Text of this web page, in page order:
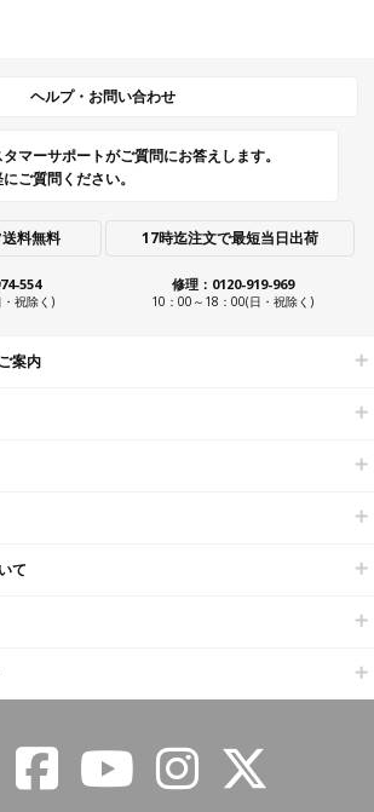
ヘルプ・お問い合わせ
マーサポートがご質問にお答えします。
ご質問ください。
料無料 17時迄注文で最短当日出荷
554
祝除く)
修理：0120-919-969
10：00～18：00(日・祝除く)
案内
て